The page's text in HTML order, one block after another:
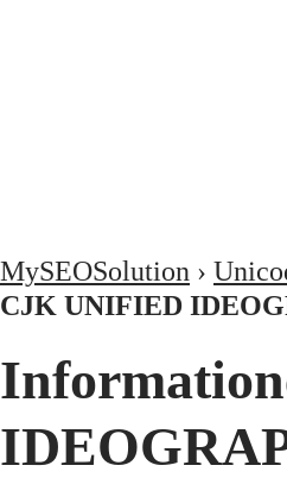
MySEOSolution ›
CJK UNIFIED